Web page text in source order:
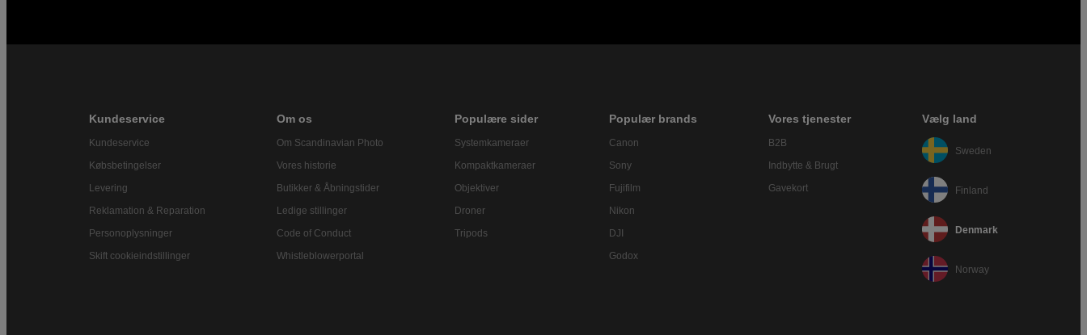
Kundeservice
Kundeservice
Købsbetingelser
Levering
Reklamation & Reparation
Personoplysninger
Skift cookieindstillinger
Om os
Om Scandinavian Photo
Vores historie
Butikker & Åbningstider
Ledige stillinger
Code of Conduct
Whistleblowerportal
Populære sider
Systemkameraer
Kompaktkameraer
Objektiver
Droner
Tripods
Populær brands
Canon
Sony
Fujifilm
Nikon
DJI
Godox
Vores tjenester
B2B
Indbytte & Brugt
Gavekort
Vælg land
Sweden
Finland
Denmark
Norway